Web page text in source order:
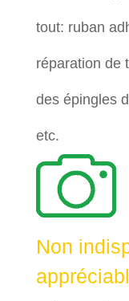
tout: ruban
réparation de
des épingles
etc.
Non